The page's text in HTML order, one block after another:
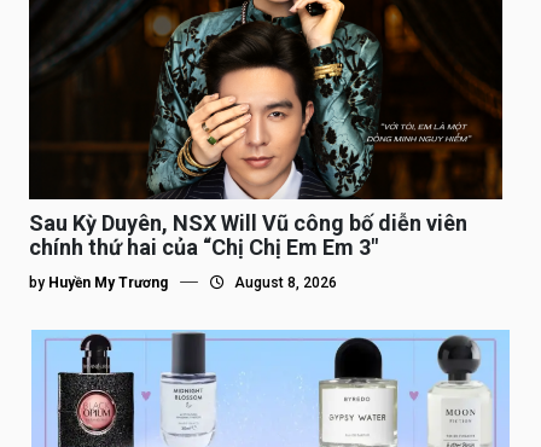
Sau Kỳ Duyên, NSX Will Vũ công bố diễn viên
chính thứ hai của “Chị Chị Em Em 3″
by Huyền My Trương August 8, 2026